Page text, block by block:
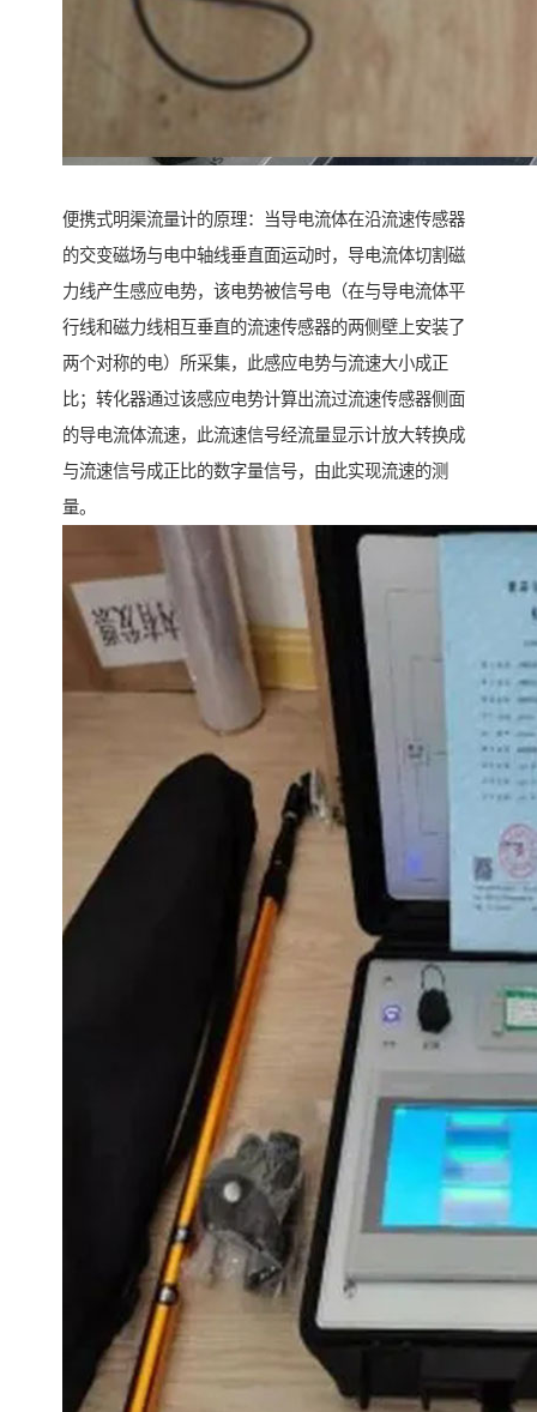
便携式明渠流量计的原理：当导电流体在沿流速传感器
的交变磁场与电中轴线垂直面运动时，导电流体切割磁
力线产生感应电势，该电势被信号电（在与导电流体平
行线和磁力线相互垂直的流速传感器的两侧壁上安装了
两个对称的电）所采集，此感应电势与流速大小成正
比；转化器通过该感应电势计算出流过流速传感器侧面
的导电流体流速，此流速信号经流量显示计放大转换成
与流速信号成正比的数字量信号，由此实现流速的测
量。